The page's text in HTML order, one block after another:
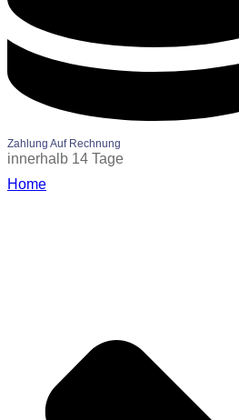
Zahlung Auf Rechnung
innerhalb 14 Tage
Home